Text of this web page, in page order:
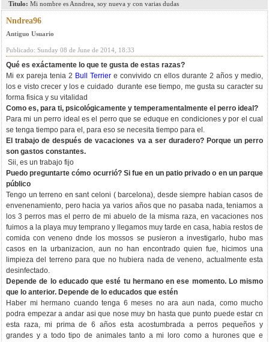
Titulo: Mi nombre es Anndrea, soy nueva y con varias dudas
Nndrea96
Antiguo Usuario
Publicado: Sunday 08 de June de 2014, 18:33
Qué es exáctamente lo que te gusta de estas razas?
Mi ex pareja tenia 2 Bull Terrier e convivido cn ellos durante 2 años y medio,
los e visto crecer y los e cuidado durante ese tiempo, me gusta su caracter su
forma fisica y su vitalidad
Como es, para ti, psicológicamente y temperamentalmente el perro ideal?
Para mi un perro ideal es el perro que se eduque en condiciones y por el cual
se tenga tiempo para el, para eso se necesita tiempo para el.
El trabajo de después de vacaciones va a ser duradero? Porque un perro
son gastos constantes.
Sii, es un trabajo fijo
Puedo preguntarte cómo ocurrió? Si fue en un patio privado o en un parque
público
Tengo un terreno en sant celoni ( barcelona), desde siempre habian casos de
envenenamiento, pero hacia ya varios años que no pasaba nada, teniamos a
los 3 perros mas el perro de mi abuelo de la misma raza, en vacaciones nos
fuimos a la playa muy temprano y llegamos muy tarde en casa, habia restos de
comida con veneno dnde los mossos se pusieron a investigarlo, hubo mas
casos en la urbanizacion, aun no han encontrado quien fue, hicimos una
limpieza del terreno para que no hubiera nada de veneno, actualmente esta
desinfectado.
Depende de lo educado que esté tu hermano en ese momento. Lo mismo
que lo anterior. Depende de lo educados que estén
Haber mi hermano cuando tenga 6 meses no ara aun nada, como mucho
podra empezar a andar asi que nose muy bn hasta que punto puede estar cn
esta raza, mi prima de 6 años esta acostumbrada a perros pequeños y
grandes y a todo tipo de animales tanto a mi loro como a hurones que e